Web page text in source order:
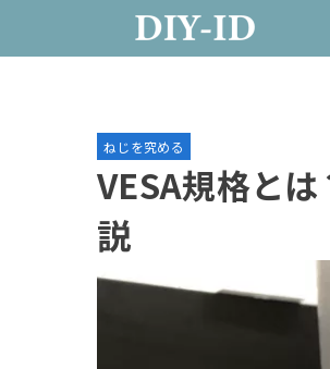
ねじを究める
VESA規格と
説